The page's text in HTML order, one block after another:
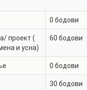
0 бодови
проект (
и усна)
60 бодови
0 бодови
30 бодови